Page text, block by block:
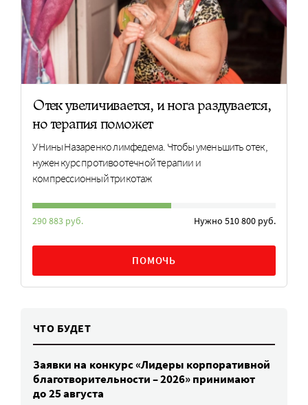
Отек увеличивается, и нога раздувается,
но терапия поможет
У Нины Назаренко лимфедема. Чтобы уменьшить отек,
нужен курс противоотечной терапии и
компрессионный трикотаж
290 883 руб. Нужно 510 800 руб.
ПОМОЧЬ
ЧТО БУДЕТ
Заявки на конкурс «Лидеры корпоративной
благотворительности – 2026» принимают
до 25 августа